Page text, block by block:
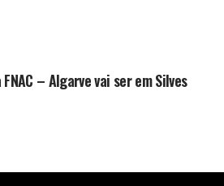
– Algarve vai ser em Silves